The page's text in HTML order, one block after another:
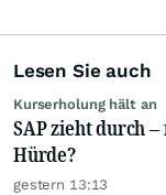
Lesen Sie auch
Kurserholung hält an
SAP zieht durch
Hürde?
gestern 13:13